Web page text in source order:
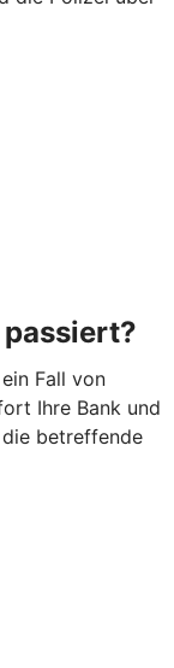
Fall von
Ihre Bank und
betreffende